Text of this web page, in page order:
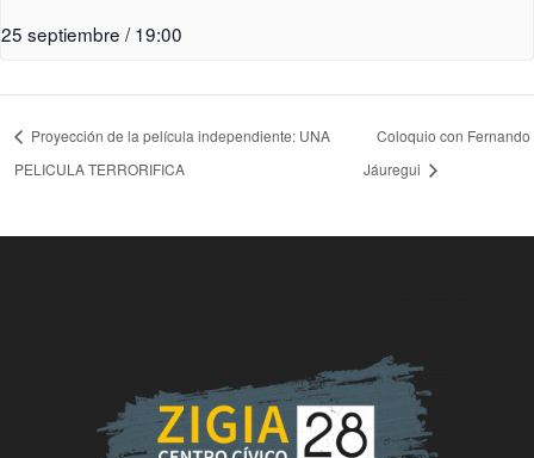
25 septiembre / 19:00
Proyección de la película independiente: UNA
PELICULA TERRORIFICA
Coloquio con Fernando
Jáuregui